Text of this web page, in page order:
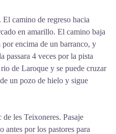
camino de regreso hacia
en amarillo. El camino baja
por encima de un barranco, y
passara 4 veces por la pista
de Laroque y se puede cruzar
un pozo de hielo y sigue
les Teixoneres. Pasaje
antes por los pastores para